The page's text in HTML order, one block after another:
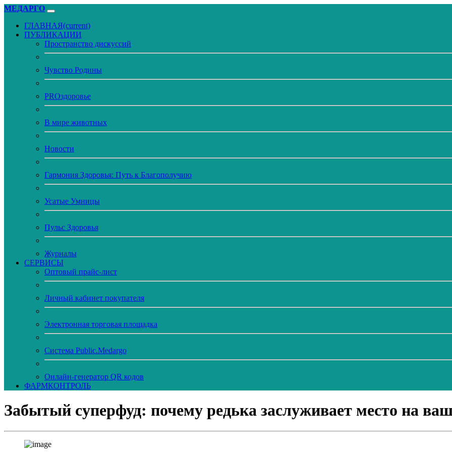
МЕДАРГО
ГЛАВНАЯ(current)
ПУБЛИКАЦИИ
Пространство дискуссий
Чувство Родины
PROздоровье
В мире животных
Новости
Гармония Здоровья: Путь к Благополучию
Усатые Умницы
Пульс Здоровья
Журналы
CЕРВИСЫ
Оптовый прайс-лист
Личный кабинет покупателя
Электронная торговая площадка
Система Public.Medargo
Онлайн-генератор QR кодов
ФАРМКОНТРОЛЬ
Забытый суперфуд: почему редька заслуживает место на